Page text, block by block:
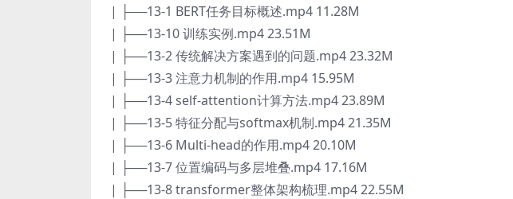
| ├──13-1 BERT任务目标概述.mp4 11.28M
| ├──13-10 训练实例.mp4 23.51M
| ├──13-2 传统解决方案遇到的问题.mp4 23.32M
| ├──13-3 注意力机制的作用.mp4 15.95M
| ├──13-4 self-attention计算方法.mp4 23.89M
| ├──13-5 特征分配与softmax机制.mp4 21.35M
| ├──13-6 Multi-head的作用.mp4 20.10M
| ├──13-7 位置编码与多层堆叠.mp4 17.16M
| ├──13-8 transformer整体架构梳理.mp4 22.55M